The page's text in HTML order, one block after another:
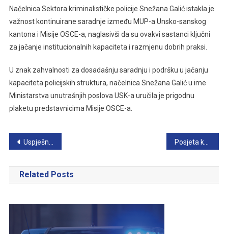
Načelnica Sektora kriminalističke policije Snežana Galić istakla je
važnost kontinuirane saradnje između MUP-a Unsko-sanskog
kantona i Misije OSCE-a, naglasivši da su ovakvi sastanci ključni
za jačanje institucionalnih kapaciteta i razmjenu dobrih praksi.
U znak zahvalnosti za dosadašnju saradnju i podršku u jačanju
kapaciteta policijskih struktura, načelnica Snežana Galić u ime
Ministarstva unutrašnjih poslova USK-a uručila je prigodnu
plaketu predstavnicima Misije OSCE-a.
Navigacija
članaka
Uspješno učešće K9 tima MUP-a USK na prezentaciji policijskih vještina u Sarajevu Posjeta komesara provincije di Gorizia Ministarstvu unutrašnjih poslova Unsko-sanskog kantona
Related Posts